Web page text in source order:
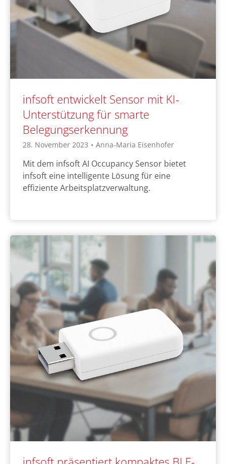
infsoft entwickelt Sensor mit KI-
Unterstützung für smarte
Belegungserkennung
28. November 2023 • Anna-Maria Eisenhofer
Mit dem infsoft AI Occupancy Sensor bietet
infsoft eine intelligente Lösung für eine
effiziente Arbeitsplatzverwaltung.